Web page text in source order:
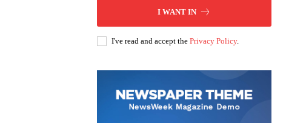
I WANT IN
I've read and accept the Privacy Policy.